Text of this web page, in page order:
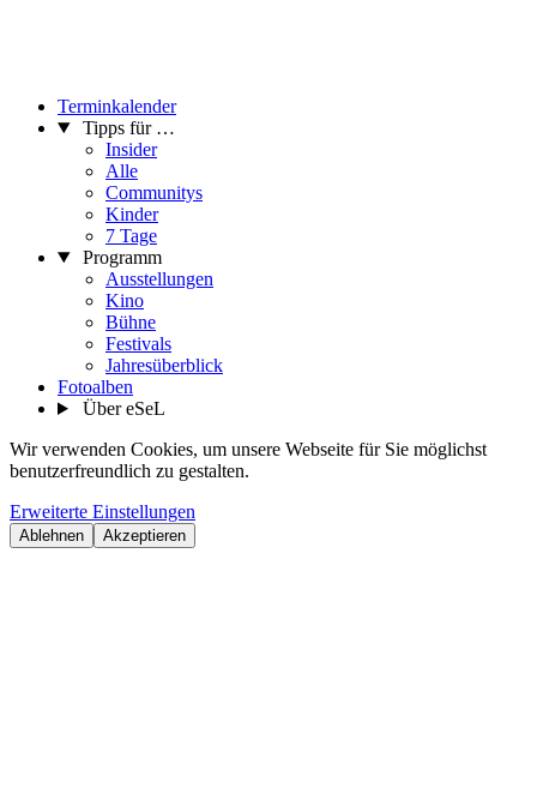
Terminkalender
Tipps für …
Insider
Alle
Communitys
Kinder
7 Tage
Programm
Ausstellungen
Kino
Bühne
Festivals
Jahresüberblick
Fotoalben
Über eSeL
Wir verwenden Cookies, um unsere Webseite für Sie möglichst
benutzerfreundlich zu gestalten.
Erweiterte Einstellungen
Ablehnen Akzeptieren